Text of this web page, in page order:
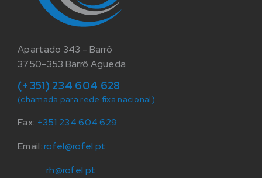
Apartado 343 - Barrô
3750-353 Barrô Agueda
(+351) 234 604 628
(chamada para rede fixa nacional)
Fax: +351 234 604 629
Email:rofel@rofel.pt
rh@rofel.pt